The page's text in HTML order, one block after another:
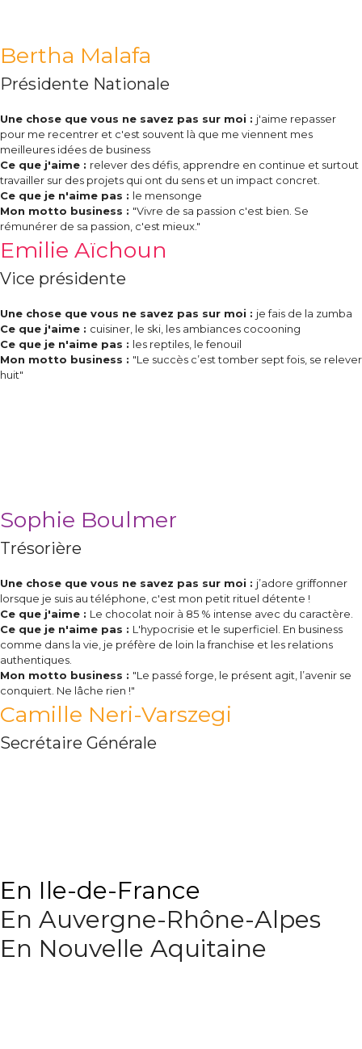
Bertha Malafa
Présidente Nationale
Une chose que vous ne savez pas sur moi : j'aime repasser
pour me recentrer et c'est souvent là que me viennent mes
meilleures idées de business
Ce que j'aime : relever des défis, apprendre en continue et surtout
travailler sur des projets qui ont du sens et un impact concret.
Ce que je n'aime pas : le mensonge
Mon motto business : "Vivre de sa passion c'est bien. Se
rémunérer de sa passion, c'est mieux."
Emilie Aïchoun
Vice présidente
Une chose que vous ne savez pas sur moi : je fais de la zumba
Ce que j'aime : cuisiner, le ski, les ambiances cocooning
Ce que je n'aime pas : les reptiles, le fenouil
Mon motto business : "Le succès c’est tomber sept fois, se relever
huit"
Sophie Boulmer
Trésorière
Une chose que vous ne savez pas sur moi : j’adore griffonner
lorsque je suis au téléphone, c'est mon petit rituel détente !
Ce que j'aime : Le chocolat noir à 85 % intense avec du caractère.
Ce que je n'aime pas : L'hypocrisie et le superficiel. En business
comme dans la vie, je préfère de loin la franchise et les relations
authentiques.
Mon motto business : "Le passé forge, le présent agit, l’avenir se
conquiert. Ne lâche rien !"
Camille Neri-Varszegi
Secrétaire Générale
En Ile-de-France
En Auvergne-Rhône-Alpes
En Nouvelle Aquitaine